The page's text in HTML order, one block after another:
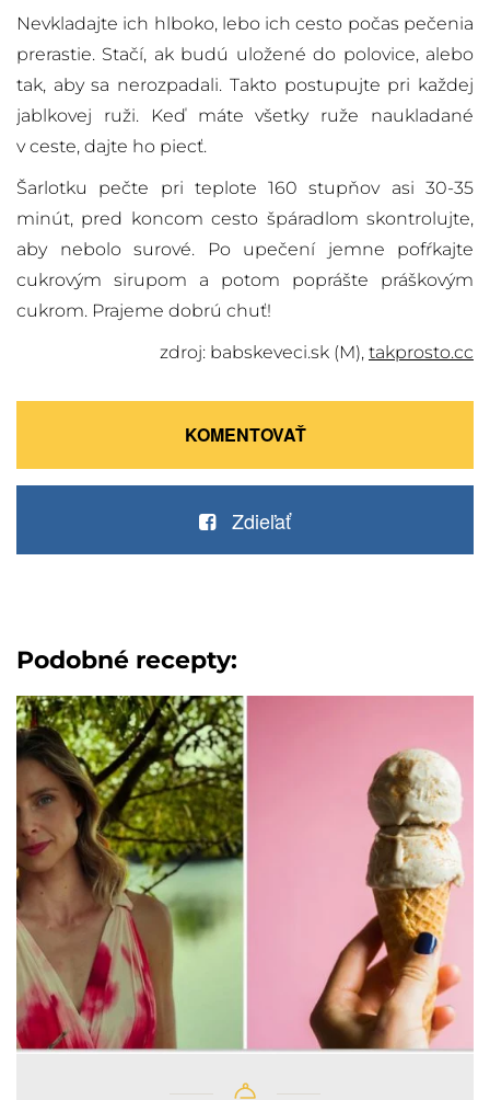
Nevkladajte ich hlboko, lebo ich cesto počas pečenia
prerastie. Stačí, ak budú uložené do polovice, alebo
tak, aby sa nerozpadali. Takto postupujte pri každej
jablkovej ruži. Keď máte všetky ruže naukladané
v ceste, dajte ho piecť.
Šarlotku pečte pri teplote 160 stupňov asi 30-35
minút, pred koncom cesto špáradlom skontrolujte,
aby nebolo surové. Po upečení jemne pofŕkajte
cukrovým sirupom a potom poprášte práškovým
cukrom. Prajeme dobrú chuť!
zdroj: babskeveci.sk (M), takprosto.cc
KOMENTOVAŤ
Zdieľať
Podobné recepty: